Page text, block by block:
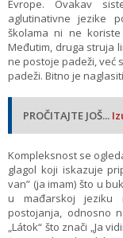
Evrope. Ovakav
aglutinativne jezike
školama ni ne
Međutim, druga struja
ne postoje padeži, već
padeži. Bitno je
PROČITAJTE JOŠ...
Kompleksnost se
glagol koji iskazuje
van” (ja imam) što u
u mađarskoj jeziku
postojanja, odnosno
„Látok“ što znači „Ja